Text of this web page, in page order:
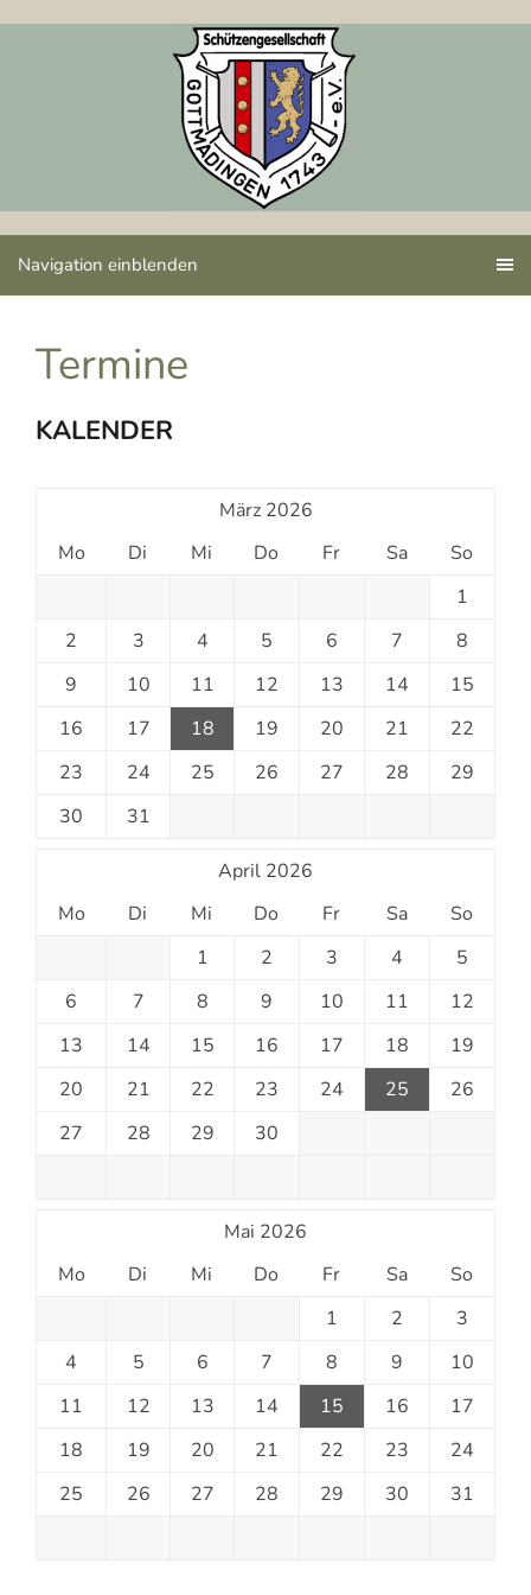
Navigation einblenden
Termine
KALENDER
März 2026
Mo
Di Mi Do Fr Sa
So
1
2
3 4 5 6 7
8
9
10 11 12 13 14
15
16
17 18 19 20 21
22
23
24 25 26 27 28
29
30
31
April 2026
Mo
Di Mi Do Fr Sa
So
1
2 3 4
5
6
7 8 9 10 11
12
13
14 15 16 17 18
19
20
21 22 23 24 25
26
27
28 29 30
Mai 2026
Mo
Di Mi Do Fr Sa
So
1
2
3
4
5 6 7 8 9
10
11
12 13 14 15 16
17
18
19 20 21 22 23
24
25
26 27 28 29 30 31